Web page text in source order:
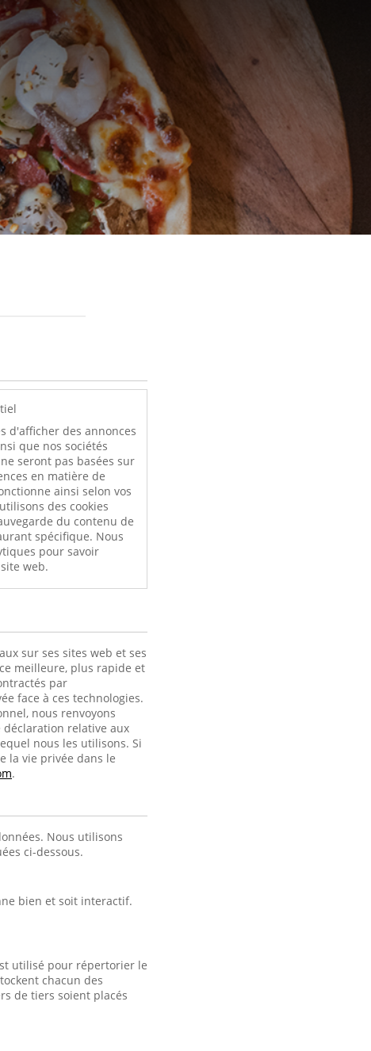
d'afficher des annonces
que nos sociétés
seront pas basées sur
en matière de
ainsi selon vos
des cookies
du contenu de
spécifique. Nous
pour savoir
web.
sur ses sites web et ses
meilleure, plus rapide et
par
face à ces technologies.
nous renvoyons
déclaration relative aux
nous les utilisons. Si
la vie privée dans le
.
Nous utilisons
ci-dessous.
bien et soit interactif.
utilisé pour répertorier le
chacun des
de tiers soient placés